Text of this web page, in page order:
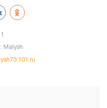
1
Malysh